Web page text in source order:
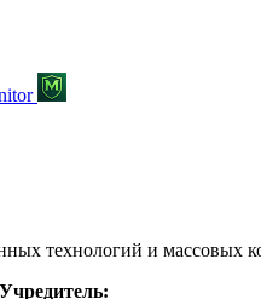
технологий и массовых
Учредитель: